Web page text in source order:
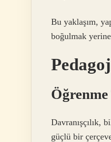
Bu yaklaşım,
boğulmak
Davranışçılık,
güçlü bir